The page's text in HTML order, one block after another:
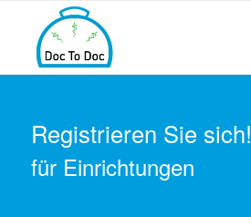
Registrieren Sie sich!
für Einrichtungen